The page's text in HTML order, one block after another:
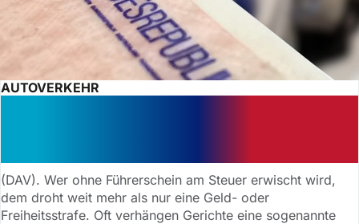
AUTOVERKEHR
(DAV). Wer ohne Führerschein am Steuer erwischt wird,
dem droht weit mehr als nur eine Geld- oder
Freiheitsstrafe. Oft verhängen Gerichte eine sogenannte